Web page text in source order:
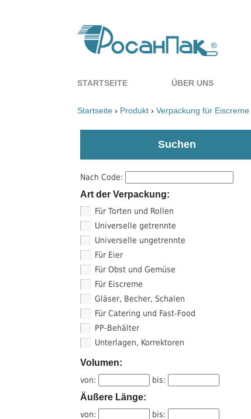
STARTSEITE ÜBER UNS
Startseite › Produkt › Verpackung für Eiscreme
Suchen
Nach Code:
Art der Verpackung:
Für Torten und Rollen
Universelle getrennte
Universelle ungetrennte
Für Eier
Für Obst und Gemüse
Für Eiscreme
Gläser, Becher, Schalen
Für Catering und Fast-Food
PP-Behälter
Unterlagen, Korrektoren
Volumen:
von: bis:
Äußere Länge:
von: bis: